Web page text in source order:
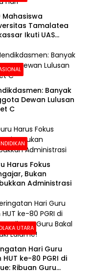
Mahasiswa
Tamalatea
Ikuti UAS
Banyak
Dewan Lulusan
C
Harus Fokus
Bukan
Administrasi
UTARA
Hari Guru
HUT ke-80 PGRI di
Ribuan Guru